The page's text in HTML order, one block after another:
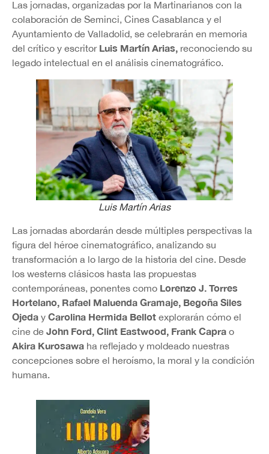
Las jornadas, organizadas por la Martinarianos con la
colaboración de Seminci, Cines Casablanca y el
Ayuntamiento de Valladolid, se celebrarán en memoria
del crítico y escritor Luis Martín Arias, reconociendo su
legado intelectual en el análisis cinematográfico.
Luis Martín Arias
Las jornadas abordarán desde múltiples perspectivas la
figura del héroe cinematográfico, analizando su
transformación a lo largo de la historia del cine. Desde
los westerns clásicos hasta las propuestas
contemporáneas, ponentes como Lorenzo J. Torres
Hortelano, Rafael Maluenda Gramaje, Begoña Siles
Ojeda y Carolina Hermida Bellot explorarán cómo el
cine de John Ford, Clint Eastwood, Frank Capra o
Akira Kurosawa ha reflejado y moldeado nuestras
concepciones sobre el heroísmo, la moral y la condición
humana.